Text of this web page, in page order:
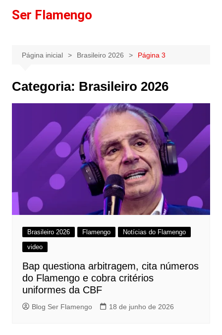
paraSer Flamengo
Página inicial Brasileiro 2026 Página 3
Categoria: Brasileiro 2026
Brasileiro 2026 Flamengo
Notícias do Flamengo
video
Bap questiona arbitragem, cita números
do Flamengo e cobra critérios
uniformes da CBF
Blog Ser Flamengo 18 de junho de 2026